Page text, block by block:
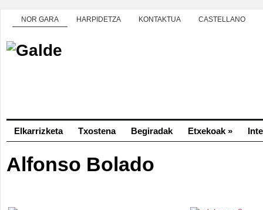
NOR GARA HARPIDETZA KONTAKTUA CASTELLANO
Elkarrizketa Txostena Begiradak Etxekoak »
Alfonso Bolado